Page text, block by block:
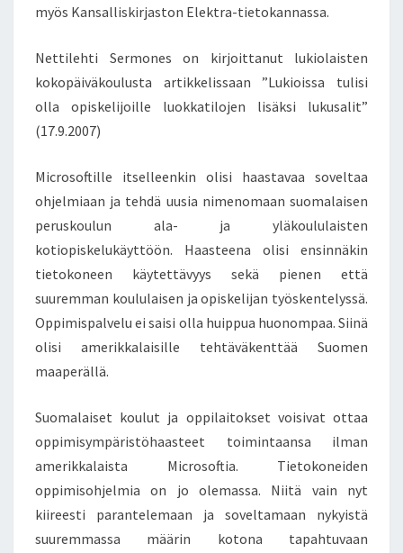
myös Kansalliskirjaston Elektra-tietokannassa.
Nettilehti Sermones on kirjoittanut lukiolaisten
kokopäiväkoulusta artikkelissaan ”Lukioissa tulisi
olla opiskelijoille luokkatilojen lisäksi lukusalit”
(17.9.2007)
Microsoftille itselleenkin olisi haastavaa soveltaa
ohjelmiaan ja tehdä uusia nimenomaan suomalaisen
peruskoulun ala- ja yläkoululaisten
kotiopiskelukäyttöön. Haasteena olisi ensinnäkin
tietokoneen käytettävyys sekä pienen että
suuremman koululaisen ja opiskelijan työskentelyssä.
Oppimispalvelu ei saisi olla huippua huonompaa. Siinä
olisi amerikkalaisille tehtäväkenttää Suomen
maaperällä.
Suomalaiset koulut ja oppilaitokset voisivat ottaa
oppimisympäristöhaasteet toimintaansa ilman
amerikkalaista Microsoftia. Tietokoneiden
oppimisohjelmia on jo olemassa. Niitä vain nyt
kiireesti parantelemaan ja soveltamaan nykyistä
suuremmassa määrin kotona tapahtuvaan